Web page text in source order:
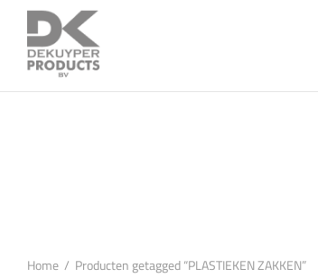
Home / Producten getagged “PLASTIEKEN ZAKKEN”